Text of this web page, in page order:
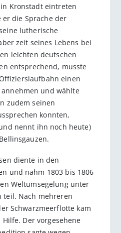
Kronstadt eintreten
die Sprache der
lutherische
zeit seines Lebens bei
leichten deutschen
entsprechend, musste
einen
und wählte
zudem seinen
konnten,
nennt ihn noch heute)
diente in den
und nahm 1803 bis 1806
Weltumsegelung unter
teil. Nach mehreren
Schwarzmeerflotte kam
Der vorgesehene